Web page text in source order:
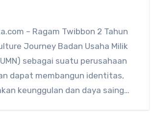
– Ragam Twibbon 2 Tahun
Journey Badan Usaha Milik
sebagai suatu perusahaan
dapat membangun identitas,
keunggulan dan daya saing